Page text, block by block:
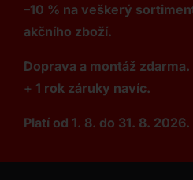
–10 % na veškerý
akčního zboží.
Doprava a montáž zdarma.
+ 1 rok záruky navíc.
Platí od 1. 8. do 31. 8. 2026.